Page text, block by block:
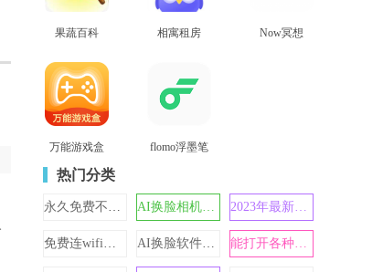
果蔬百科
相寓租房
Now冥想
万能游戏盒
查看
flomo浮墨笔
热门分类
永久免费不收费的软件 AI换脸相机软件 2023年最新版本天气预报
免费连wifi不需要密码的神器 AI换脸软件免费 能打开各种网站的浏览器